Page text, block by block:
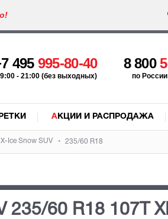
495 995-80-40
- 21:00 (без выходных)
8 800
по
АКЦИИ И РАСПРОДАЖА
X-Ice Snow SUV 235/60 R18
235/60 R18 107T